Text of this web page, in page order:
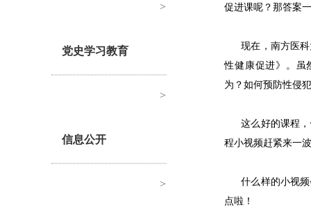
>
党史学习教育
>
信息公开
>
促进课呢？那答案
现在，南方医
性健康促进》。虽
为？如何预防性侵
这么好的课程
程小视频赶紧来一
什么样的小视
点啦！